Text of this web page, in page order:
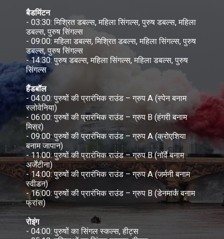
- 03:30: मिश्रित डबल्स, महिला सिंगल्स,
- 09:00: महिला डबल्स, मिश्रित डबल्स,
- 14:30: पुरुष डबल्स, महिला सिंगल्स,
- 04:00: पुरुषों की प्रारंभिक राउंड – ग्रुप A
- 06:00: पुरुषों की प्रारंभिक राउंड – ग्रुप B
मिस्र)
- 09:00: पुरुषों की प्रारंभिक राउंड – ग्रुप A
बनाम जापान)
- 11:00: पुरुषों की प्रारंभिक राउंड – ग्रुप B
अर्जेंटीना)
- 14:00: पुरुषों की प्रारंभिक राउंड – ग्रुप A
- 16:00: पुरुषों की प्रारंभिक राउंड – ग्रुप B
रोइंग
- 04:00: पुरुषों का सिंगल स्कल्स, हीट्स